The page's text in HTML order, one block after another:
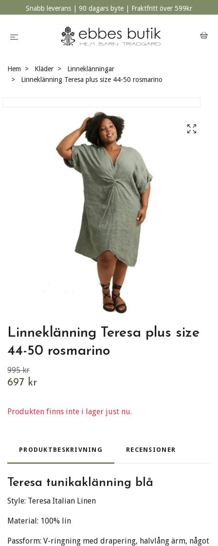
Snabb leverans | 90 dagars byte | Fraktfritt över 599kr
Hem Kläder
Linneklänningar
Linneklänning Teresa plus size 44-50 rosmarino
Linneklänning Teresa plus size
44-50 rosmarino
995 kr
697 kr
Produkten finns inte i lager just nu.
PRODUKTBESKRIVNING RECENSIONER
Teresa tunikaklänning blå
Style: Teresa Italian Linen
Material: 100% lin
Passform: V-ringning med drapering, halvlång ärm, något